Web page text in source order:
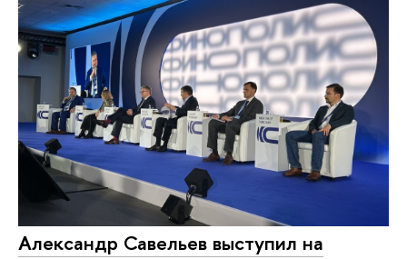
Александр Савельев выступил на